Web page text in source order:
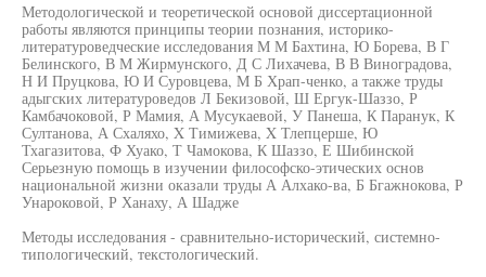
Методологической и теоретической основой диссертационной
работы являются принципы теории познания, историко-
литературоведческие исследования М М Бахтина, Ю Борева, В Г
Белинского, В М Жирмунского, Д С Лихачева, В В Виноградова,
Н И Пруцкова, Ю И Суровцева, М Б Храп-ченко, а также труды
адыгских литературоведов Л Бекизовой, Ш Ергук-Шаззо, Р
Камбачоковой, Р Мамия, А Мусукаевой, У Панеша, К Паранук, К
Султанова, А Схаляхо, X Тимижева, X Тлепцерше, Ю
Тхагазитова, Ф Хуако, Т Чамокова, К Шаззо, Е Шибинской
Серьезную помощь в изучении философско-этических основ
национальной жизни оказали труды А Алхако-ва, Б Бгажнокова, Р
Унароковой, Р Ханаху, А Шадже
Методы исследования - сравнительно-исторический, системно-
типологический, текстологический.